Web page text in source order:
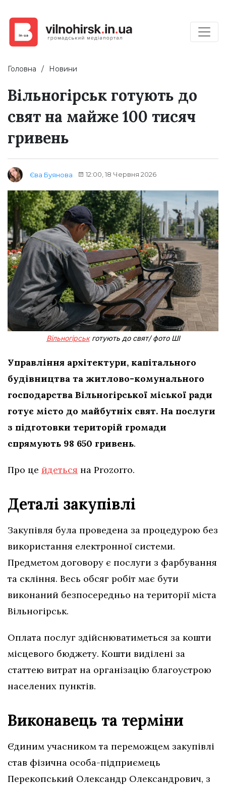
Головна Новини
Вільногірськ готують до
свят на майже 100 тисяч
гривень
Єва Буянова 12:00, 18 Червня 2026
Вільногірськготують до свят/ фото ШІ
Управління архітектури, капітального
будівництва та житлово-комунального
господарства Вільногірської міської ради
готує місто до майбутніх свят. На послуги
з підготовки територій громади
спрямують 98 650 гривень.
Про це йдеться на Prozorro.
Деталі закупівлі
Закупівля була проведена за процедурою без
використання електронної системи.
Предметом договору є послуги з фарбування
та скління. Весь обсяг робіт має бути
виконаний безпосередньо на території міста
Вільногірськ.
Оплата послуг здійснюватиметься за кошти
місцевого бюджету. Кошти виділені за
статтею витрат на організацію благоустрою
населених пунктів.
Виконавець та терміни
Єдиним учасником та переможцем закупівлі
став фізична особа-підприємець
Перекопський Олександр Олександрович, з